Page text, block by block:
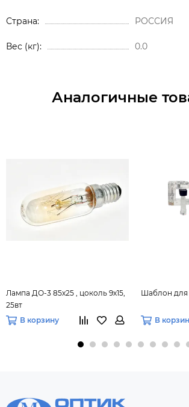
Страна РОССИЯ
Вес (кг) 0.0
Аналогичные
Лампа ДО-3 85х25 , цоколь 9х15,
25вт
В корзину
Шаблон для
В